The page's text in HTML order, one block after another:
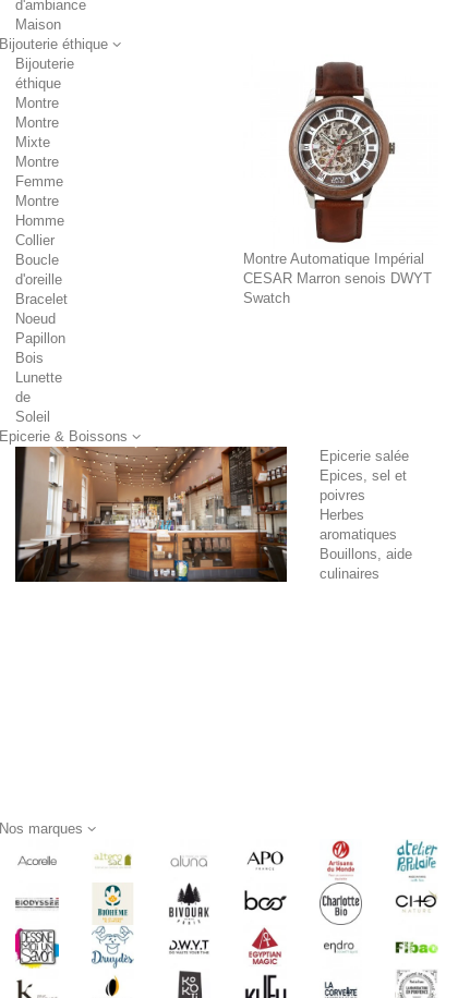
d'ambiance
Maison
Bijouterie éthique
Bijouterie
éthique
Montre
Montre
Mixte
Montre
Femme
Montre
Homme
Collier
Boucle
d'oreille
Bracelet
Noeud
Papillon
Bois
Lunette
de
Soleil
Montre Automatique Impérial
CESAR Marron senois DWYT
Swatch
Epicerie & Boissons
Epicerie salée
Epices, sel et
poivres
Herbes
aromatiques
Bouillons, aide
culinaires
Nos marques